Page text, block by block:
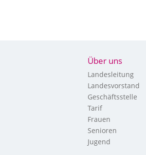
Über uns
Landesleitung
Landesvorstand
Geschäftsstelle
Tarif
Frauen
Senioren
Jugend